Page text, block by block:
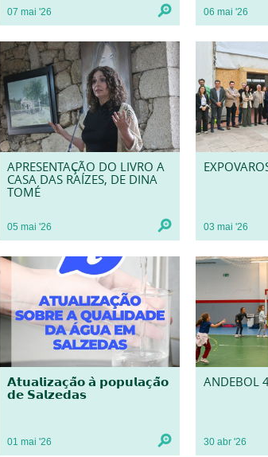
07 mai '26 06 mai '26
APRESENTAÇÃO DO LIVRO A
CASA DAS RAÍZES, DE DINA
TOMÉ
05 mai '26 03 mai '26
𝗔𝘁𝘂𝗮𝗹𝗶𝘇𝗮𝗰̧𝗮̃𝗼 𝗮̀ 𝗽𝗼𝗽𝘂𝗹𝗮𝗰̧𝗮̃𝗼
𝗱𝗲 𝗦𝗮𝗹𝘇𝗲𝗱𝗮𝘀
01 mai '26
ANDEBOL
30 abr '26